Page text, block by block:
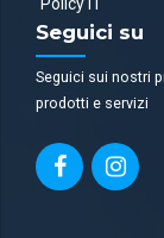
Policy IT
Seguici su
Seguici sui nostri
prodotti e servizi